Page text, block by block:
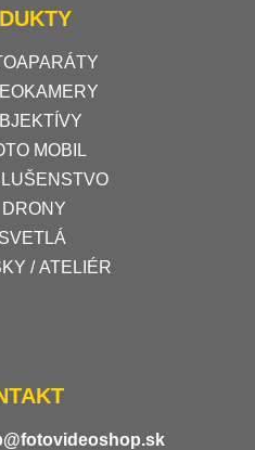
MOBIL
DRONY
SVETLÁ
/ ATELIÉR